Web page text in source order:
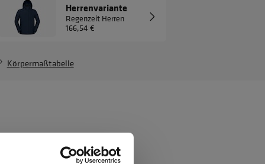
Herrenvariante
Regenzeit Herren
166,54 €
Körpermaßtabelle